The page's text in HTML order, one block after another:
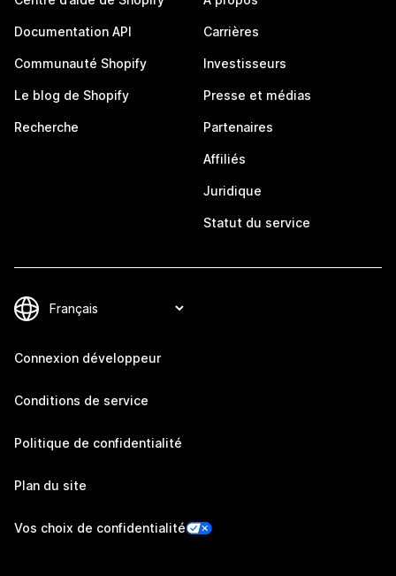
Documentation API
Communauté Shopify
Le blog de Shopify
Recherche
Carrières
Investisseurs
Presse et médias
Partenaires
Affiliés
Juridique
Statut du service
Connexion développeur
Conditions de service
Politique de confidentialité
Plan du site
Vos choix de confidentialité